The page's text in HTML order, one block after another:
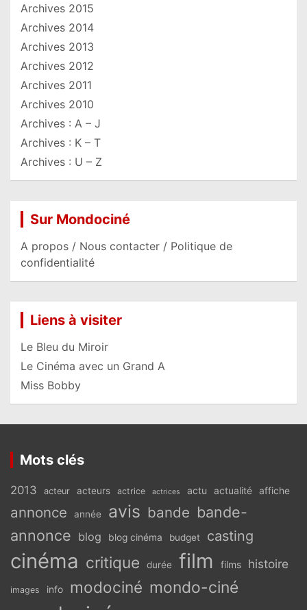
Archives 2015
Archives 2014
Archives 2013
Archives 2012
Archives 2011
Archives 2010
Archives : A – J
Archives : K – T
Archives : U – Z
Sur Mondociné
A propos / Nous contacter / Politique de
confidentialité
Liens à visiter
Le Bleu du Miroir
Le Cinéma avec un Grand A
Miss Bobby
Mots clés
2013 acteur acteurs actrice actrices actu actualité affiche
annonce année avis bande bande-
annonce blog blog cinéma budget casting
cinéma critique durée film films histoire
images info modociné mondo-ciné